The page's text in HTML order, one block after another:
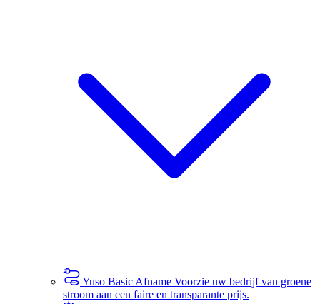
Yuso Basic Afname Voorzie uw bedrijf van groene
stroom aan een faire en transparante prijs.